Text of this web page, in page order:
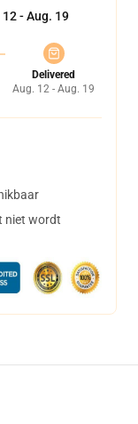
12 - Aug. 19
Delivered
Aug. 12 - Aug. 19
niet wordt